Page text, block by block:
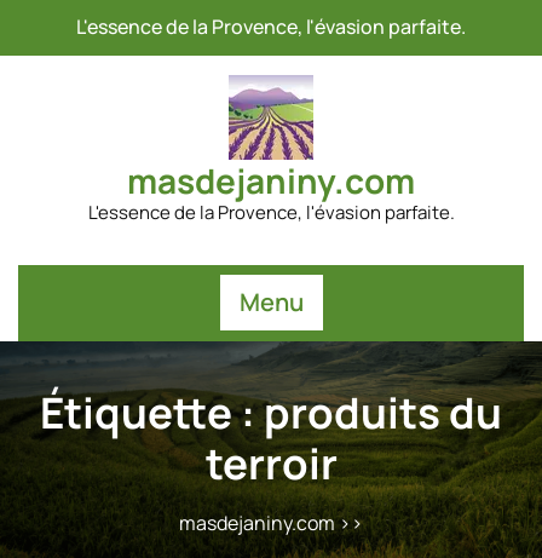
L'essence de la Provence, l'évasion parfaite.
masdejaniny.com
L'essence de la Provence, l'évasion parfaite.
Menu
Étiquette :produits du
terroir
masdejaniny.com>>